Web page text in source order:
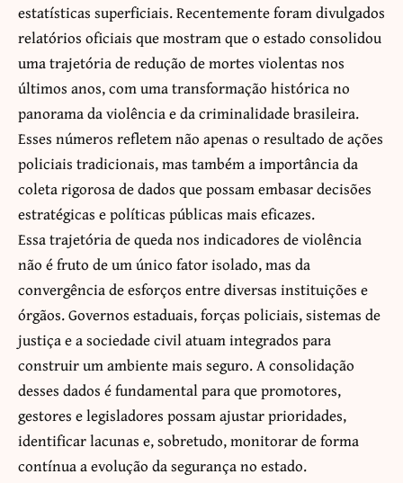
estatísticas superficiais. Recentemente foram divulgados
relatórios oficiais que mostram que o estado consolidou
uma trajetória de redução de mortes violentas nos
últimos anos, com uma transformação histórica no
panorama da violência e da criminalidade brasileira.
Esses números refletem não apenas o resultado de ações
policiais tradicionais, mas também a importância da
coleta rigorosa de dados que possam embasar decisões
estratégicas e políticas públicas mais eficazes.
Essa trajetória de queda nos indicadores de violência
não é fruto de um único fator isolado, mas da
convergência de esforços entre diversas instituições e
órgãos. Governos estaduais, forças policiais, sistemas de
justiça e a sociedade civil atuam integrados para
construir um ambiente mais seguro. A consolidação
desses dados é fundamental para que promotores,
gestores e legisladores possam ajustar prioridades,
identificar lacunas e, sobretudo, monitorar de forma
contínua a evolução da segurança no estado.